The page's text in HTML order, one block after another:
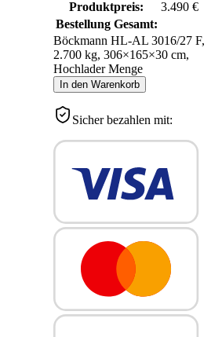
Produktpreis: 3.490 €
Bestellung Gesamt:
Böckmann HL-AL 3016/27 F,
2.700 kg, 306×165×30 cm,
Hochlader Menge
In den Warenkorb
Sicher bezahlen mit: